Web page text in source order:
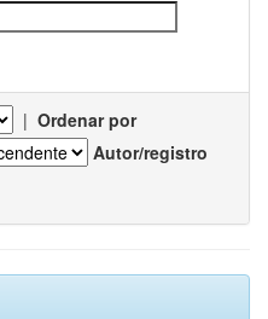
| Ordenar por
Autor/registro